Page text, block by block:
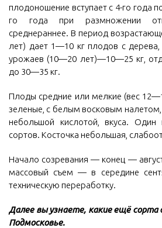
плодоношение вступает с 4-го года
го года при размножении
среднераннее. В период
лет) дает 1—10 кг плодов с
урожаев (10—20 лет)—10—25 кг,
до 30—35 кг.
Плоды средние или мелкие (вес
зеленые, с белым восковым налетом,
небольшой кислотой, вкуса. Один
сортов. Косточка небольшая,
Начало созревания — конец —
массовый съем — в середине
техническую переработку.
Далее вы узнаете, какие ещё сорта
Подмосковье.